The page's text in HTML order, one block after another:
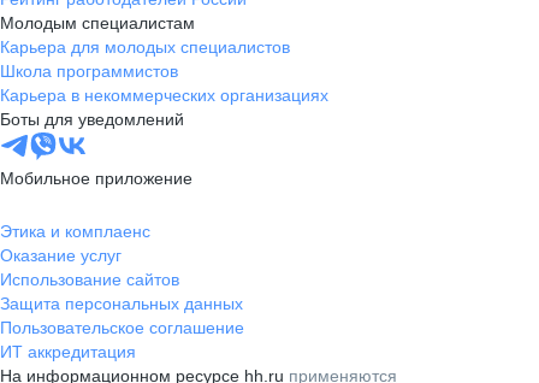
Молодым специалистам
Карьера для молодых специалистов
Школа программистов
Карьера в некоммерческих организациях
Боты для уведомлений
Мобильное приложение
Этика и комплаенс
Оказание услуг
Использование сайтов
Защита персональных данных
Пользовательское соглашение
ИТ аккредитация
На информационном ресурсе hh.ru применяются